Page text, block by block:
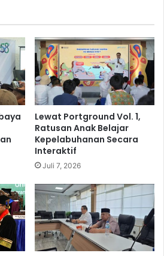
Lewat Portground Vol. 1,
Ratusan Anak Belajar
Kepelabuhanan Secara
Interaktif
Juli 7, 2026